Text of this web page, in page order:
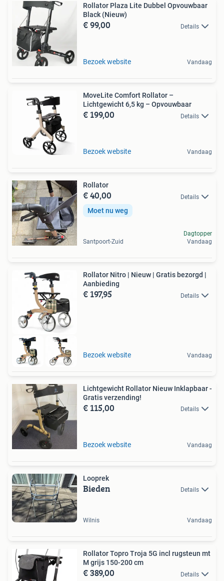
Rollator Plaza Lite Dubbel Opvouwbaar
Black (Nieuw)
€ 99,00 Details
Bezoek website Vandaag
MoveLite Comfort Rollator –
Lichtgewicht 6,5 kg – Opvouwbaar
€ 199,00 Details
Bezoek website Vandaag
Rollator
€ 40,00 Details
Moet nu weg
Santpoort-Zuid
Dagtopper
Vandaag
Rollator Nitro | Nieuw | Gratis bezorgd |
Aanbieding
€ 197,95 Details
Bezoek website Vandaag
Lichtgewicht Rollator Nieuw Inklapbaar -
Gratis verzending!
€ 115,00 Details
Bezoek website Vandaag
Looprek
Bieden Details
Wilnis Vandaag
Rollator Topro Troja 5G incl rugsteun mt
M grijs 150-200 cm
€ 389,00 Details